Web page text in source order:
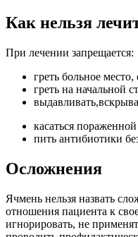
Как нельзя
При лечении запрещается:
греть больное место,
греть на начальной
касаться
пить антибиотики
Осложнения
Ячмень нельзя назвать
отношения пациента к
игнорировать, не